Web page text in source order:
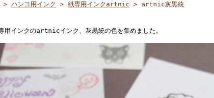
> ハンコ用インク > 紙専用インクartnic > artnic灰黒統
用インクのartnicインク、灰黒統の色を集めました。